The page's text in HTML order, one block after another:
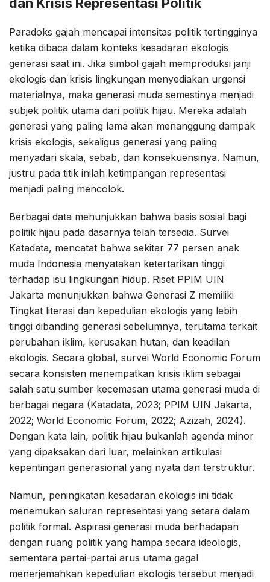
Paradoks gajah mencapai intensitas politik tertingginya
ketika dibaca dalam konteks kesadaran ekologis
generasi saat ini. Jika simbol gajah memproduksi janji
ekologis dan krisis lingkungan menyediakan urgensi
materialnya, maka generasi muda semestinya menjadi
subjek politik utama dari politik hijau. Mereka adalah
generasi yang paling lama akan menanggung dampak
krisis ekologis, sekaligus generasi yang paling
menyadari skala, sebab, dan konsekuensinya. Namun,
justru pada titik inilah ketimpangan representasi
menjadi paling mencolok.
Berbagai data menunjukkan bahwa basis sosial bagi
politik hijau pada dasarnya telah tersedia. Survei
Katadata, mencatat bahwa sekitar 77 persen anak
muda Indonesia menyatakan ketertarikan tinggi
terhadap isu lingkungan hidup. Riset PPIM UIN
Jakarta menunjukkan bahwa Generasi Z memiliki
Tingkat literasi dan kepedulian ekologis yang lebih
tinggi dibanding generasi sebelumnya, terutama terkait
perubahan iklim, kerusakan hutan, dan keadilan
ekologis. Secara global, survei World Economic Forum
secara konsisten menempatkan krisis iklim sebagai
salah satu sumber kecemasan utama generasi muda di
berbagai negara (Katadata, 2023; PPIM UIN Jakarta,
2022; World Economic Forum, 2022; Azizah, 2024).
Dengan kata lain, politik hijau bukanlah agenda minor
yang dipaksakan dari luar, melainkan artikulasi
kepentingan generasional yang nyata dan terstruktur.
Namun, peningkatan kesadaran ekologis ini tidak
menemukan saluran representasi yang setara dalam
politik formal. Aspirasi generasi muda berhadapan
dengan ruang politik yang hampa secara ideologis,
sementara partai-partai arus utama gagal
menerjemahkan kepedulian ekologis tersebut menjadi